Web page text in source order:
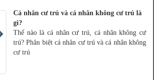
nghiệp cần phải làm là gì?
Cá nhân cư trú và cá nhân không cư trú là
gì?
Thế nào là cá nhân cư trú, cá nhân không cư
trú? Phân biệt cá nhân cư trú và cá nhân không
cư trú